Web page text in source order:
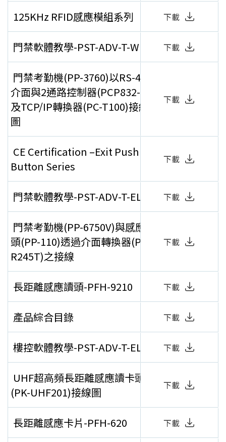
125KHz RFID感應模組系列 下載
門禁軟體教學-PST-ADV-T-WEB 下載
門禁考勤機(PP-3760)以RS-422
介面與2通路控制器(PCP832-2)
及TCP/IP轉換器(PC-T100)接線
圖
下載
CE Certification –Exit Push
Button Series
下載
門禁軟體教學-PST-ADV-T-ELE 下載
門禁考勤機(PP-6750V)與感應讀
頭(PP-110)透過介面轉換器(PC-
R245T)之接線
下載
長距離感應讀頭-PFH-9210 下載
產品綜合目錄 下載
樓控軟體教學-PST-ADV-T-ELE 下載
UHF超高頻長距離感應讀卡頭
(PK-UHF201)接線圖
下載
長距離感應卡片-PFH-620 下載